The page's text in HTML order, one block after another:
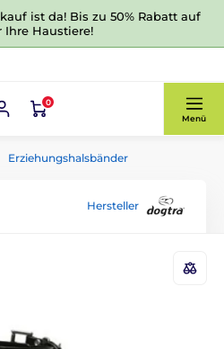
ist da! Bis zu 50% Rabatt auf
Ihre Haustiere!
0
Menü
Erziehungshalsbänder
Hersteller